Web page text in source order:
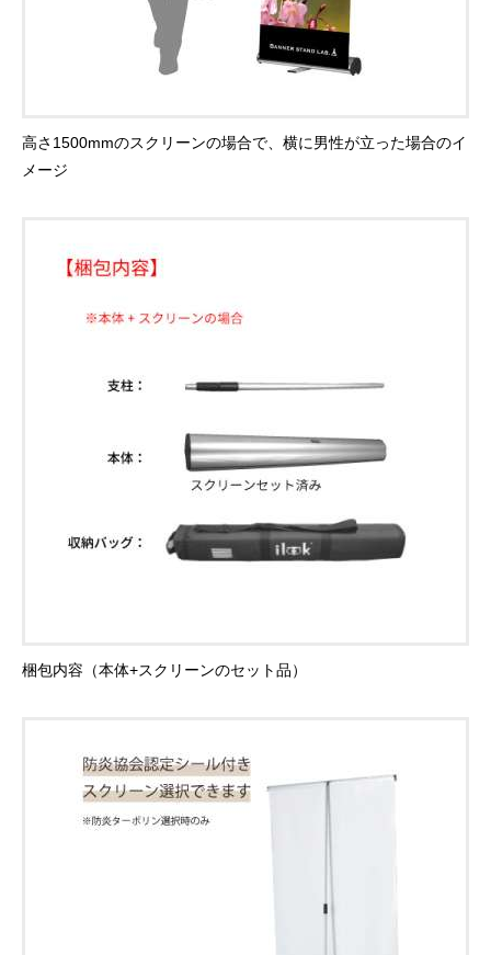
高さ1500mmのスクリーンの場合で、横に男性が立った場合のイ
メージ
梱包内容（本体+スクリーンのセット品）